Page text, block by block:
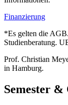
Finanzierung
*Es gelten die
Studienberatung.
Prof. Christian
in Hamburg.
Semester &